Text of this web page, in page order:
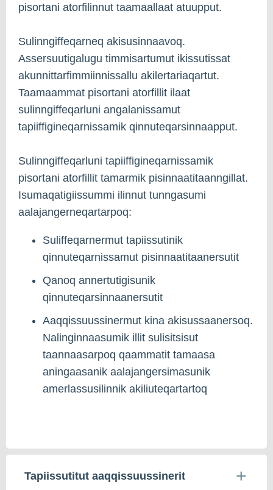
pisortani atorfilinnut taamaallaat atuupput.
Sulinngiffeqarneq akisusinnaavoq.
Assersuutigalugu timmisartumut ikissutissat
akunnittarfimmiinnissallu akilertariaqartut.
Taamaammat pisortani atorfillit ilaat
sulinngiffeqarluni angalanissamut
tapiiffigineqarnissamik qinnuteqarsinnaapput.
Sulinngiffeqarluni tapiiffigineqarnissamik
pisortani atorfillit tamarmik pisinnaatitaanngillat.
Isumaqatigiissummi ilinnut tunngasumi
aalajangerneqartarpoq:
Suliffeqarnermut tapiissutinik
qinnuteqarnissamut pisinnaatitaanersutit
Qanoq annertutigisunik
qinnuteqarsinnaanersutit
Aaqqissuussinermut kina akisussaanersoq.
Nalinginnaasumik illit sulisitsisut
taannaasarpoq qaammatit tamaasa
aningaasanik aalajangersimasunik
amerlassusilinnik akiliuteqartartoq
Tapiissutitut aaqqissuussinerit